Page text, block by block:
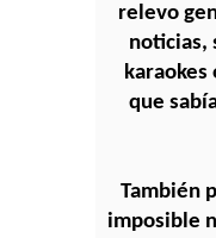
relevo
noticias,
karaokes
que
También
imposible